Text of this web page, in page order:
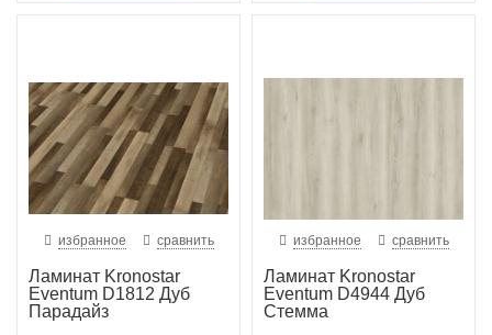
избранное сравнить
Ламинат Kronostar
Eventum D1812 Дуб
Парадайз
избранное сравнить
Ламинат Kronostar
Eventum D4944 Дуб
Стемма